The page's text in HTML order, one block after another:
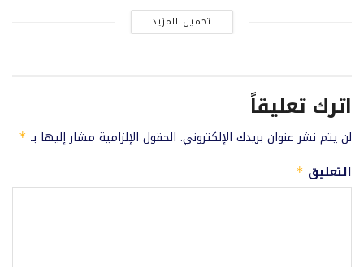
تحميل المزيد
اترك تعليقاً
لن يتم نشر عنوان بريدك الإلكتروني. الحقول الإلزامية مشار إليها بـ *
التعليق *